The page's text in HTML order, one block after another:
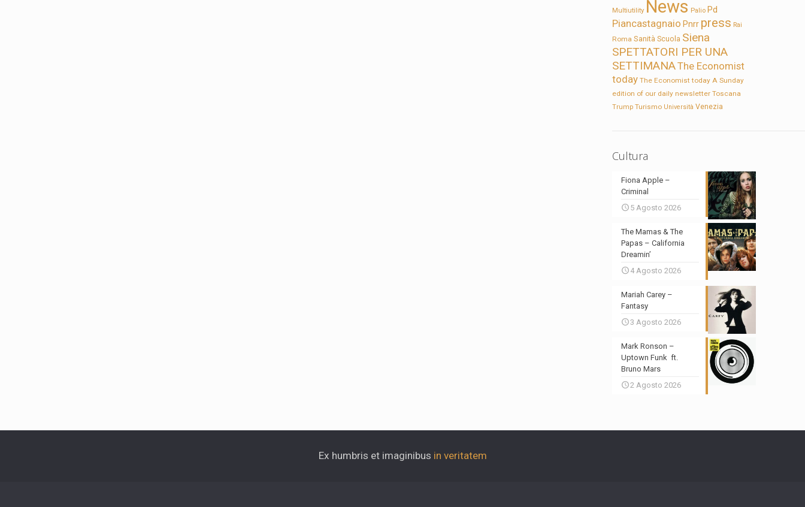
Multiutility News Palio Pd
Piancastagnaio Pnrr press Rai
Roma Sanità Scuola Siena
SPETTATORI PER UNA
SETTIMANAThe Economist
today The Economist today A Sunday
edition of our daily newsletter Toscana
Trump Turismo Università Venezia
Cultura
Fiona Apple –
Criminal
5 Agosto 2026
The Mamas & The
Papas – California
Dreamin’
4 Agosto 2026
Mariah Carey –
Fantasy
3 Agosto 2026
Mark Ronson –
Uptown Funk ft.
Bruno Mars
2 Agosto 2026
Ex humbris et imaginibus in veritatem